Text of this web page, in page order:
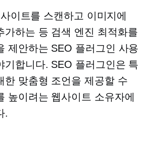
이트를 스캔하고 이미지에
가하는 등 검색 엔진 최적화를
제안하는 SEO 플러그인 사용
기합니다. SEO 플러그인은 특
한 맞춤형 조언을 제공할 수
높이려는 웹사이트 소유자에
.